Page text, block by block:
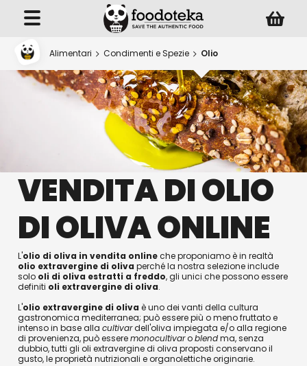
Alimentari Condimenti e Spezie Olio
VENDITA DI OLIO
DI OLIVA ONLINE
L'olio di oliva in vendita onlineche proponiamo è in realtà
olio extravergine di oliva perché la nostra selezione include
solo oli di oliva estratti a freddo, gli unici che possono essere
definiti oli extravergine di oliva.
L'olio extravergine di oliva è uno dei vanti della cultura
gastronomica mediterranea; può essere più o meno fruttato e
intenso in base allacultivardell'oliva impiegata e/o alla regione
di provenienza, può esseremonocultivaroblendma, senza
dubbio, tutti gli oli extravergine di oliva proposti conservano il
gusto, le proprietà nutrizionali e organolettiche originarie.